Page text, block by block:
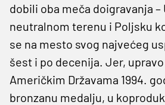
dobili oba meča doigravanja –
neutralnom terenu i Poljsku
se na mesto svog najvećeg
šest i po decenija. Jer,
Američkim Državama 1994.
bronzanu medalju, u